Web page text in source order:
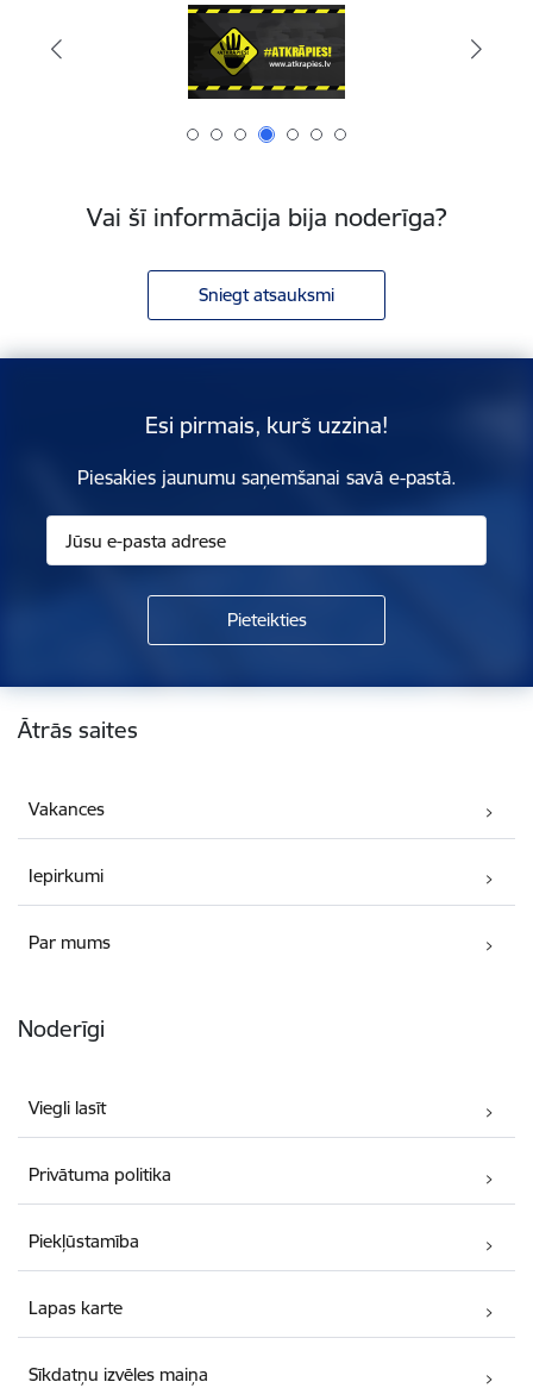
Vai šī informācija bija noderīga?
Sniegt atsauksmi
Esi pirmais, kurš uzzina!
Piesakies jaunumu saņemšanai savā e-pastā.
Kājene
Ātrās saites
Vakances
Iepirkumi
Par mums
Noderīgi
Viegli lasīt
Privātuma politika
Piekļūstamība
Lapas karte
Sīkdatņu izvēles maiņa